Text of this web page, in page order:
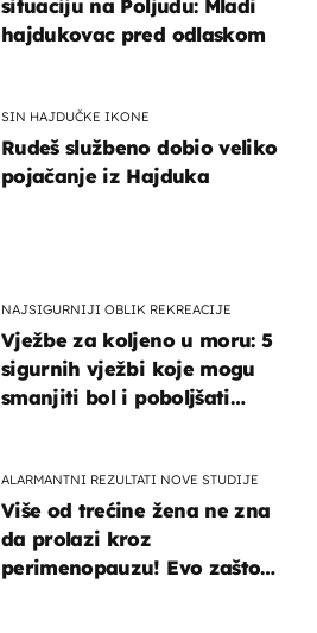
NAJSIGURNIJI OBLIK REKREACIJE
Vježbe za koljeno u moru: 5
sigurnih vježbi koje mogu
smanjiti bol i poboljšati
ALARMANTNI REZULTATI NOVE STUDIJE
Više od trećine žena ne zna
da prolazi kroz
perimenopauzu! Evo zašto
situaciju na Poljudu: Mladi
hajdukovac pred odlaskom
SIN HAJDUČKE IKONE
Rudeš službeno dobio veliko
pojačanje iz Hajduka